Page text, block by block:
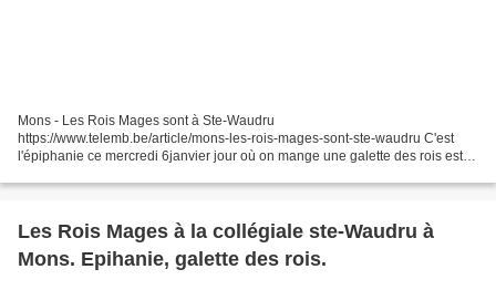
Mons - Les Rois Mages sont à Ste-Waudru
https://www.telemb.be/article/mons-les-rois-mages-sont-ste-waudru C'est
l'épiphanie ce mercredi 6janvier jour où on mange une galette des rois est
Les Rois Mages à la collégiale ste-Waudru à
Mons. Epihanie, galette des rois.